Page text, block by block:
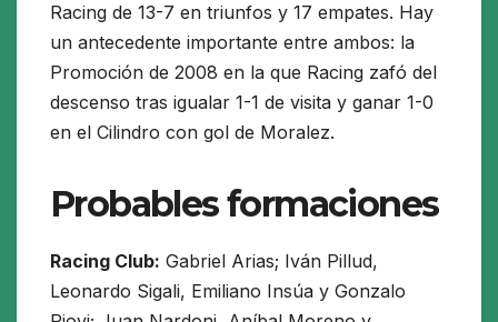
Racing de 13-7 en triunfos y 17 empates. Hay
un antecedente importante entre ambos: la
Promoción de 2008 en la que Racing zafó del
descenso tras igualar 1-1 de visita y ganar 1-0
en el Cilindro con gol de Moralez.
Probables formaciones
Racing Club: Gabriel Arias; Iván Pillud,
Leonardo Sigali, Emiliano Insúa y Gonzalo